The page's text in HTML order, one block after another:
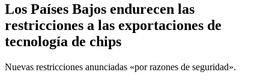
Los Países Bajos endurecen las
restricciones a las exportaciones de
tecnología de chips
Nuevas restricciones anunciadas «por razones de seguridad».